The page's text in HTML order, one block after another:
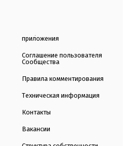
приложения
Соглашение пользователя
Сообщества
Правила комментирования
Техническая информация
Контакты
Вакансии